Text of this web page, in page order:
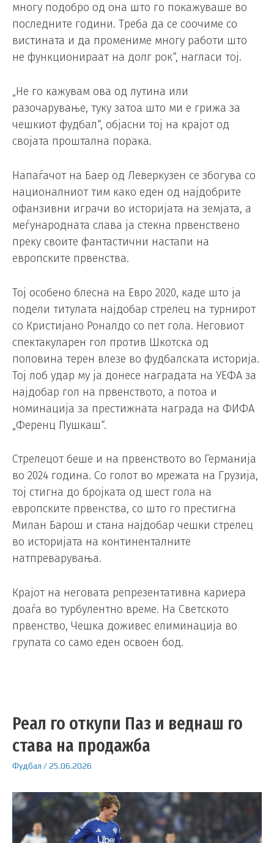
многу подобро од она што го покажуваше во
последните години. Треба да се соочиме со
вистината и да промениме многу работи што
не функционираат на долг рок“, нагласи тој.
„Не го кажувам ова од лутина или
разочарување, туку затоа што ми е грижа за
чешкиот фудбал“, објасни тој на крајот од
својата проштална порака.
Напаѓачот на Баер од Леверкузен се збогува со
националниот тим како еден од најдобрите
офанзивни играчи во историјата на земјата, а
меѓународната слава ја стекна првенствено
преку своите фантастични настапи на
европските првенства.
Тој особено блесна на Евро 2020, каде што ја
подели титулата најдобар стрелец на турнирот
со Кристијано Роналдо со пет гола. Неговиот
спектакуларен гол против Шкотска од
половина терен влезе во фудбалската историја.
Тој лоб удар му ја донесе наградата на УЕФА за
најдобар гол на првенството, а потоа и
номинација за престижната награда на ФИФА
„Ференц Пушкаш“.
Стрелецот беше и на првенството во Германија
во 2024 година. Со голот во мрежата на Грузија,
тој стигна до бројката од шест гола на
европските првенства, со што го престигна
Милан Барош и стана најдобар чешки стрелец
во историјата на континенталните
натпреварувања.
Крајот на неговата репрезентативна кариера
доаѓа во турбулентно време. На Светското
првенство, Чешка доживес елиминација во
групата со само еден освоен бод.
Реал го откупи Паз и веднаш го
става на продажба
Фудбал /25.06.2026